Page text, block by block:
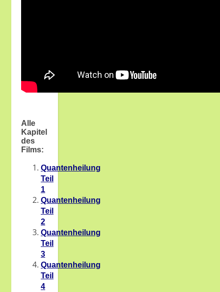
Alle
Kapitel
des
Films:
Quantenheilung
Teil
1
Quantenheilung
Teil
2
Quantenheilung
Teil
3
Quantenheilung
Teil
4